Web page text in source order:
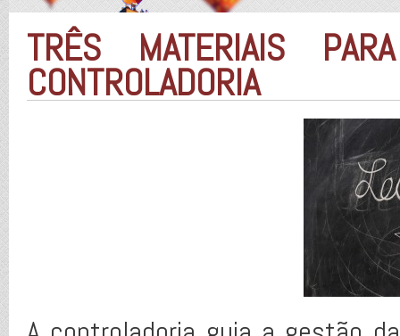
TRÊS MATERIAIS
CONTROLADORIA